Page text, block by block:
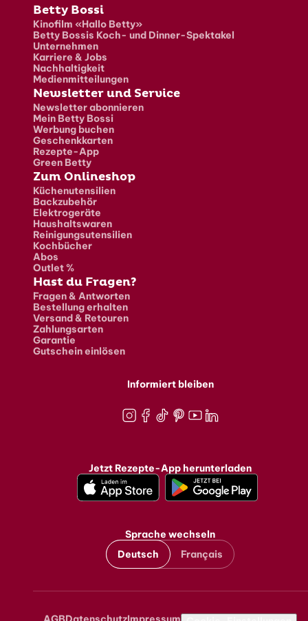
Fusszeile
Betty Bossi
Kinofilm «Hallo Betty»
Betty Bossis Koch- und Dinner-Spektakel
Unternehmen
Karriere & Jobs
Nachhaltigkeit
Medienmitteilungen
Newsletter und Service
Newsletter abonnieren
Mein Betty Bossi
Werbung buchen
Geschenkkarten
Rezepte-App
Green Betty
Zum Onlineshop
Küchenutensilien
Backzubehör
Elektrogeräte
Haushaltswaren
Reinigungsutensilien
Kochbücher
Abos
Outlet %
Hast du Fragen?
Fragen & Antworten
Bestellung erhalten
Versand & Retouren
Zahlungsarten
Garantie
Gutschein einlösen
Informiert bleiben
Jetzt Rezepte-App herunterladen
Sprache wechseln
Deutsch
Français